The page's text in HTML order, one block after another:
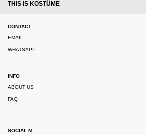
THIS IS KOSTÜME
CONTACT
EMAIL
WHATSAPP
INFO
ABOUT US
FAQ
SOCIAL M.